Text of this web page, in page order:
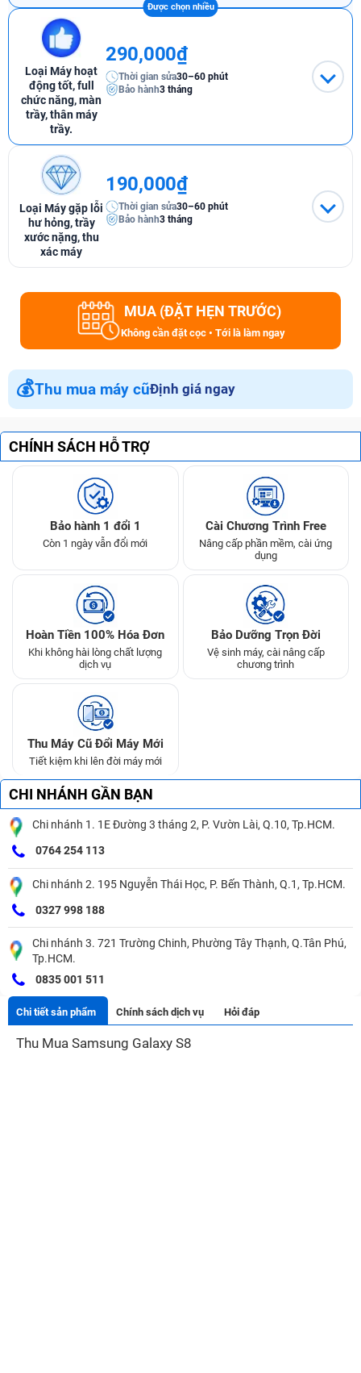
Loại Máy hoạt
động tốt, full
chức năng, màn
trầy, thân máy
trầy.
290,000₫
Thời gian sửa30–60 phút
Bảo hành3 tháng
Loại Máy gặp lỗi
hư hỏng, trầy
xước nặng, thu
xác máy
190,000₫
Thời gian sửa30–60 phút
Bảo hành3 tháng
MUA (ĐẶT HẸN TRƯỚC)
Không cần đặt cọc • Tới là làm ngay
💰Thu mua máy cũĐịnh giá ngay
CHÍNH SÁCH HỖ TRỢ
Bảo hành 1 đổi 1
Còn 1 ngày vẫn đổi mới
Cài Chương Trình Free
Nâng cấp phần mềm, cài ứng
dụng
Hoàn Tiền 100% Hóa Đơn
Khi không hài lòng chất lượng
dịch vụ
Bảo Dưỡng Trọn Đời
Vệ sinh máy, cài nâng cấp
chương trình
Thu Máy Cũ Đổi Máy Mới
Tiết kiệm khi lên đời máy mới
CHI NHÁNH GẦN BẠN
Chi nhánh 1. 1E Đường 3 tháng 2, P. Vườn Lài, Q.10, Tp.HCM.
0764 254 113
Chi nhánh 2. 195 Nguyễn Thái Học, P. Bến Thành, Q.1, Tp.HCM.
0327 998 188
Chi nhánh 3. 721 Trường Chinh, Phường Tây Thạnh, Q.Tân Phú,
Tp.HCM.
0835 001 511
Chi tiết sản phẩm Chính sách dịch vụ Hỏi đáp
Thu Mua Samsung Galaxy S8